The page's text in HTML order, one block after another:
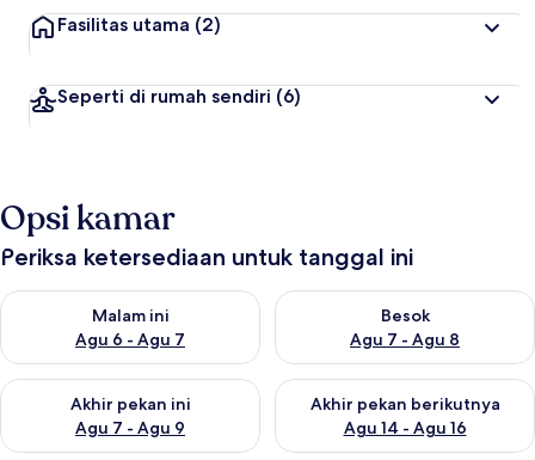
Fasilitas utama (2)
Seperti di rumah sendiri (6)
Opsi kamar
Periksa ketersediaan untuk tanggal ini
Malam ini
Agu 6 - Agu 7
Periksa ketersediaan untuk malam ini Agu 6 - Agu 7
Besok
Agu 7 - Agu 8
Periksa ketersediaan untuk
Akhir pekan ini
Agu 7 - Agu 9
Periksa ketersediaan untuk akhir pekan ini Agu 7 - Agu 9
Akhir pekan berikutnya
Agu 14 - Agu 16
Periksa ketersediaan untuk